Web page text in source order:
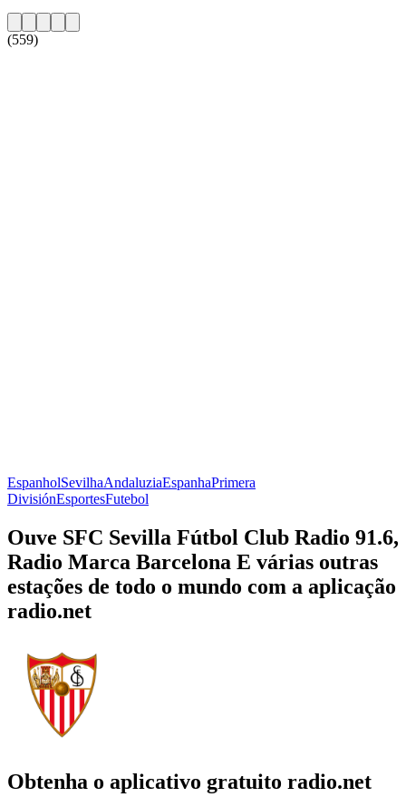
(559)
EspanholSevilhaAndaluziaEspanhaPrimera
DivisiónEsportesFutebol
Ouve SFC Sevilla Fútbol Club Radio 91.6,
Radio Marca Barcelona E várias outras
estações de todo o mundo com a aplicação
radio.net
Obtenha o aplicativo gratuito radio.net